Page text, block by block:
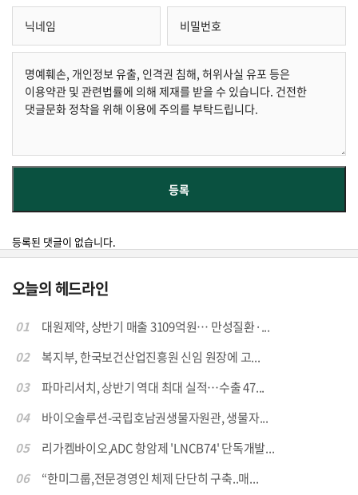
등록된 댓글이 없습니다.
오늘의 헤드라인
01
대원제약, 상반기 매출 3109억원… 만성질환·...
02
복지부, 한국보건산업진흥원 신임 원장에 고...
03
파마리서치, 상반기 역대 최대 실적…수출 47...
04
바이오솔루션-국립호남권생물자원관, 생물자...
05
리가켐바이오,ADC 항암제 'LNCB74' 단독개발...
06
“한미그룹,전문경영인 체제 단단히 구축..매...